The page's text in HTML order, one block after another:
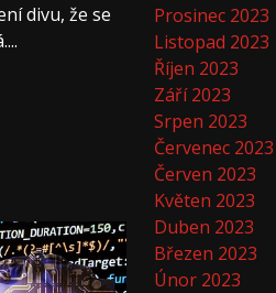
divu, že se
Prosinec 2023
Listopad 2023
Říjen 2023
Září 2023
Srpen 2023
Červenec 2023
Červen 2023
Květen 2023
Duben 2023
Březen 2023
Únor 2023